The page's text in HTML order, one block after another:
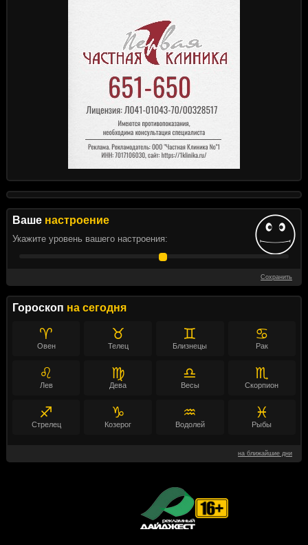
Ваше настроение
Укажите уровень вашего настроения:
Сохранить
Гороскоп на сегодня
♈
Овен
♉
Телец
♊
Близнецы
♋
Рак
♌
Лев
♍
Дева
♎
Весы
♏
Скорпион
♐
Стрелец
♑
Козерог
♒
Водолей
♓
Рыбы
на ближайшие дни